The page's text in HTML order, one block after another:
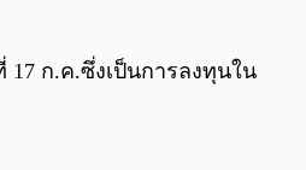
ก.ค.ซึ่งเป็นการลงทุนใน